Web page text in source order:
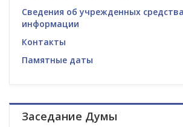
Сведения об учрежденных
информации
Контакты
Памятные даты
Заседание Думы